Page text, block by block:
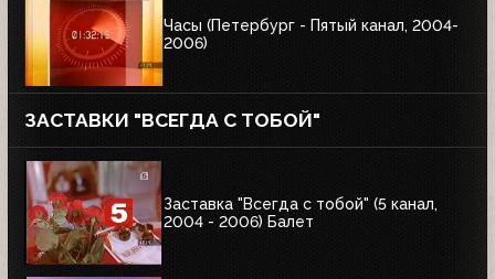
Часы (Петербург - Пятый канал, 2004-
2006)
ЗАСТАВКИ "ВСЕГДА С ТОБОЙ"
Заставка "Всегда с тобой" (5 канал,
2004 - 2006) Балет